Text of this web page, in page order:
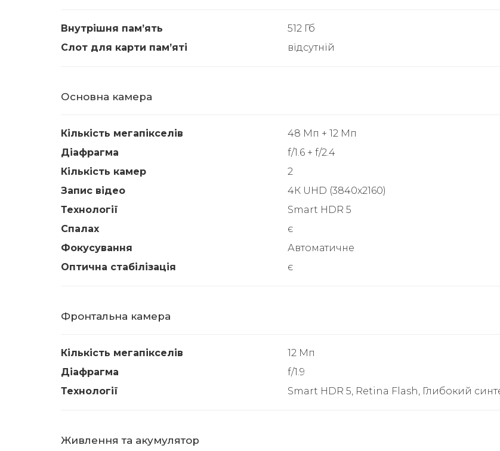
Внутрішня памʼять
512 Гб
Слот для карти памʼяті
відсутній
Основна камера
Кількість мегапікселів
48 Мп + 12 Мп
Діафрагма
f/1.6 + f/2.4
Кількість камер
2
Запис відео
4К UHD (3840x2160)
Технології
Smart HDR 5
Спалах
є
Фокусування
Автоматичне
Оптична стабілізація
є
Фронтальна камера
Кількість мегапікселів
12 Мп
Діафрагма
f/1.9
Технології
Smart HDR 5, Retina Flash, Глибокий
Живлення та акумулятор